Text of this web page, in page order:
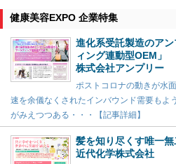
健康美容EXPO 企業特集
進化系受託製造のア
ィング連動型OEM」
株式会社アンプリー
ポストコロナの動きが水
速を余儀なくされたインバウンド需要もよ
がみえつつある・・・【記事詳細】
髪を知り尽くす唯一
近代化学株式会社